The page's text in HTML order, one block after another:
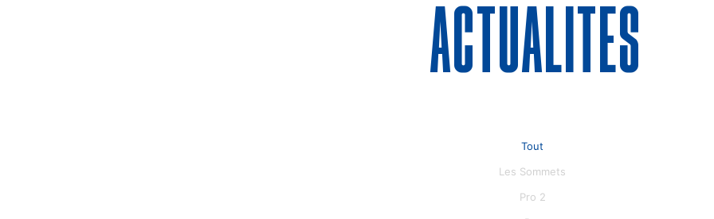
Actualités
Les Sommets
Pro 2
Tout